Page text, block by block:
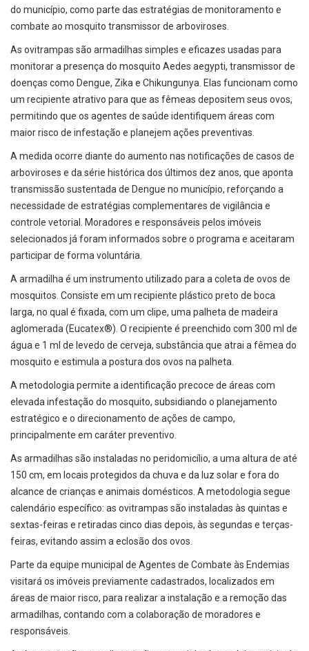
do município, como parte das estratégias de monitoramento e
combate ao mosquito transmissor de arboviroses.
As ovitrampas são armadilhas simples e eficazes usadas para
monitorar a presença do mosquito Aedes aegypti, transmissor de
doenças como Dengue, Zika e Chikungunya. Elas funcionam como
um recipiente atrativo para que as fêmeas depositem seus ovos,
permitindo que os agentes de saúde identifiquem áreas com
maior risco de infestação e planejem ações preventivas.
A medida ocorre diante do aumento nas notificações de casos de
arboviroses e da série histórica dos últimos dez anos, que aponta
transmissão sustentada de Dengue no município, reforçando a
necessidade de estratégias complementares de vigilância e
controle vetorial. Moradores e responsáveis pelos imóveis
selecionados já foram informados sobre o programa e aceitaram
participar de forma voluntária.
A armadilha é um instrumento utilizado para a coleta de ovos de
mosquitos. Consiste em um recipiente plástico preto de boca
larga, no qual é fixada, com um clipe, uma palheta de madeira
aglomerada (Eucatex®). O recipiente é preenchido com 300 ml de
água e 1 ml de levedo de cerveja, substância que atrai a fêmea do
mosquito e estimula a postura dos ovos na palheta.
A metodologia permite a identificação precoce de áreas com
elevada infestação do mosquito, subsidiando o planejamento
estratégico e o direcionamento de ações de campo,
principalmente em caráter preventivo.
As armadilhas são instaladas no peridomicílio, a uma altura de até
150 cm, em locais protegidos da chuva e da luz solar e fora do
alcance de crianças e animais domésticos. A metodologia segue
calendário específico: as ovitrampas são instaladas às quintas e
sextas-feiras e retiradas cinco dias depois, às segundas e terças-
feiras, evitando assim a eclosão dos ovos.
Parte da equipe municipal de Agentes de Combate às Endemias
visitará os imóveis previamente cadastrados, localizados em
áreas de maior risco, para realizar a instalação e a remoção das
armadilhas, contando com a colaboração de moradores e
responsáveis.